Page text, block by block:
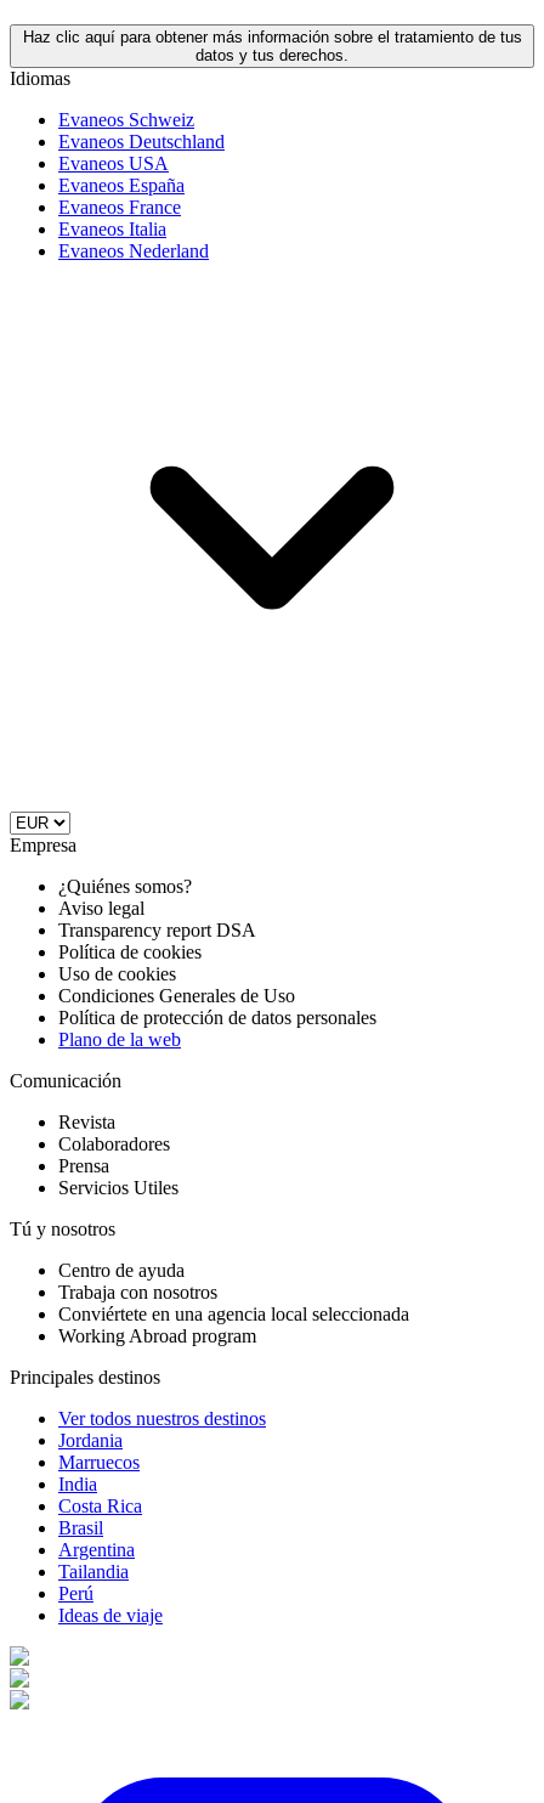
Haz clic aquí para obtener más información sobre el tratamiento de tus
datos y tus derechos.
Idiomas
Evaneos Schweiz
Evaneos Deutschland
Evaneos USA
Evaneos España
Evaneos France
Evaneos Italia
Evaneos Nederland
Empresa
¿Quiénes somos?
Aviso legal
Transparency report DSA
Política de cookies
Uso de cookies
Condiciones Generales de Uso
Política de protección de datos personales
Plano de la web
Comunicación
Revista
Colaboradores
Prensa
Servicios Utiles
Tú y nosotros
Centro de ayuda
Trabaja con nosotros
Conviértete en una agencia local seleccionada
Working Abroad program
Principales destinos
Ver todos nuestros destinos
Jordania
Marruecos
India
Costa Rica
Brasil
Argentina
Tailandia
Perú
Ideas de viaje